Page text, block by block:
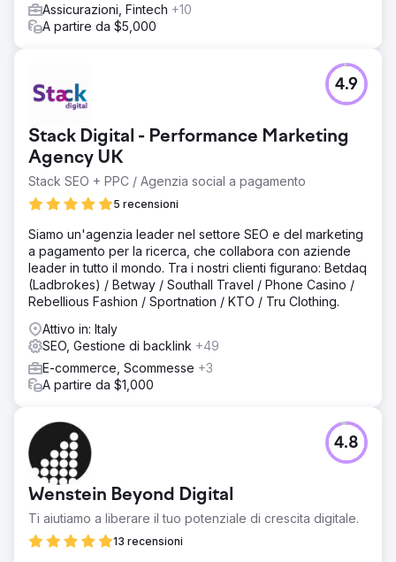
Assicurazioni, Fintech +10
A partire da $5,000
Stack Digital - Performance Marketing
Agency UK
Stack SEO + PPC / Agenzia social a pagamento
5 recensioni
4.9
Siamo un'agenzia leader nel settore SEO e del marketing
a pagamento per la ricerca, che collabora con aziende
leader in tutto il mondo. Tra i nostri clienti figurano: Betdaq
(Ladbrokes) / Betway / Southall Travel / Phone Casino /
Rebellious Fashion / Sportnation / KTO / Tru Clothing.
Attivo in: Italy
SEO, Gestione di backlink +49
E-commerce, Scommesse +3
A partire da $1,000
Wenstein Beyond Digital
Ti aiutiamo a liberare il tuo potenziale di crescita digitale.
13 recensioni
4.8